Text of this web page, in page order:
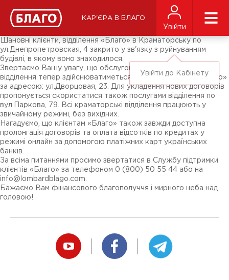
КАР'ЄРА В БЛАГО
Увійти
Увійти до Кабінету
ЗМІ про нас
Підписники соц-мереж
Ярмарки
Шановні клієнти, відділення «Благо» в Краматорську по
ул.Днепропетровская, 4 закрито у зв'язку з руйнуванням
будівлі, в якому воно знаходилося.
Звертаємо Вашу увагу, що обслуговування клієнтів даного
відділення тепер здійснюватиметься в представництві «Благо»
за адресою: ул.Дворцовая, 23. Для укладення нових договорів
пропонується скористатися також послугами відділення по
вул.Паркова, 79. Всі краматорські відділення працюють у
звичайному режимі, без вихідних.
Нагадуємо, що клієнтам «Благо» також завжди доступна
пролонгація договорів та оплата відсотків по кредитах у
режимі онлайн за допомогою платіжних карт українських
банків.
За всіма питаннями просимо звертатися в Службу підтримки
клієнтів «Благо» за телефоном 0 (800) 50 55 44 або на
info@lombardblago.com
Бажаємо Вам фінансового благополуччя і мирного неба над
головою!